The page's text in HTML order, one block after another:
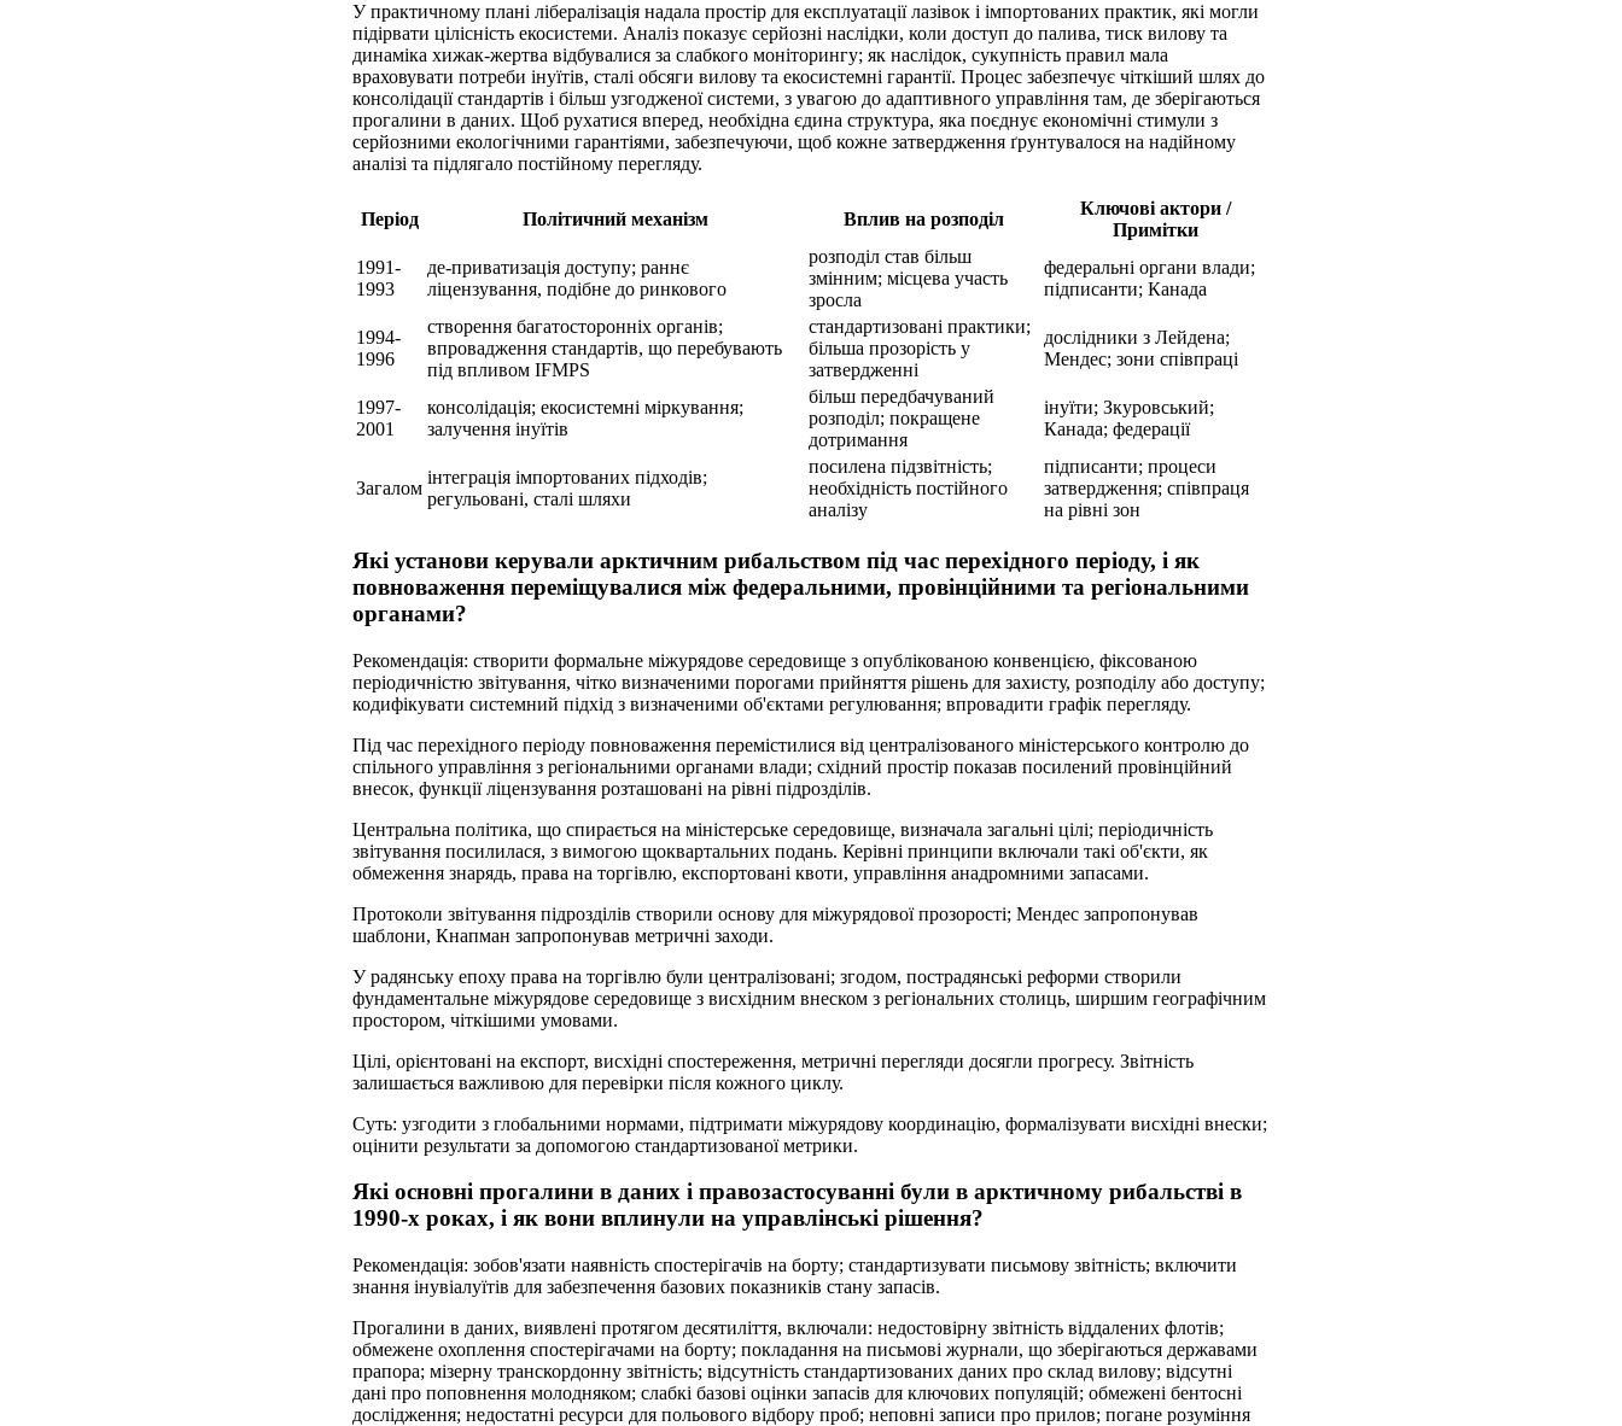
У практичному плані лібералізація надала простір для експлуатації лазівок і імпортованих практик, які могли
підірвати цілісність екосистеми. Аналіз показує серйозні наслідки, коли доступ до палива, тиск вилову та
динаміка хижак-жертва відбувалися за слабкого моніторингу; як наслідок, сукупність правил мала
враховувати потреби інуїтів, сталі обсяги вилову та екосистемні гарантії. Процес забезпечує чіткіший шлях до
консолідації стандартів і більш узгодженої системи, з увагою до адаптивного управління там, де зберігаються
прогалини в даних. Щоб рухатися вперед, необхідна єдина структура, яка поєднує економічні стимули з
серйозними екологічними гарантіями, забезпечуючи, щоб кожне затвердження ґрунтувалося на надійному
аналізі та підлягало постійному перегляду.
Період Політичний механізм Вплив на розподіл
Ключові актори /
Примітки
1991-
1993
де-приватизація доступу; раннє
ліцензування, подібне до ринкового
розподіл став більш
змінним; місцева участь
зросла
федеральні органи влади;
підписанти; Канада
1994-
1996
створення багатосторонніх органів;
впровадження стандартів, що перебувають
під впливом IFMPS
стандартизовані практики;
більша прозорість у
затвердженні
дослідники з Лейдена;
Мендес; зони співпраці
1997-
2001
консолідація; екосистемні міркування;
залучення інуїтів
більш передбачуваний
розподіл; покращене
дотримання
інуїти; Зкуровський;
Канада; федерації
Загалом
інтеграція імпортованих підходів;
регульовані, сталі шляхи
посилена підзвітність;
необхідність постійного
аналізу
підписанти; процеси
затвердження; співпраця
на рівні зон
Які установи керували арктичним рибальством під час перехідного періоду, і як
повноваження переміщувалися між федеральними, провінційними та регіональними
органами?
Рекомендація: створити формальне міжурядове середовище з опублікованою конвенцією, фіксованою
періодичністю звітування, чітко визначеними порогами прийняття рішень для захисту, розподілу або доступу;
кодифікувати системний підхід з визначеними об'єктами регулювання; впровадити графік перегляду.
Під час перехідного періоду повноваження перемістилися від централізованого міністерського контролю до
спільного управління з регіональними органами влади; східний простір показав посилений провінційний
внесок, функції ліцензування розташовані на рівні підрозділів.
Центральна політика, що спирається на міністерське середовище, визначала загальні цілі; періодичність
звітування посилилася, з вимогою щоквартальних подань. Керівні принципи включали такі об'єкти, як
обмеження знарядь, права на торгівлю, експортовані квоти, управління анадромними запасами.
Протоколи звітування підрозділів створили основу для міжурядової прозорості; Мендес запропонував
шаблони, Кнапман запропонував метричні заходи.
У радянську епоху права на торгівлю були централізовані; згодом, пострадянські реформи створили
фундаментальне міжурядове середовище з висхідним внеском з регіональних столиць, ширшим географічним
простором, чіткішими умовами.
Цілі, орієнтовані на експорт, висхідні спостереження, метричні перегляди досягли прогресу. Звітність
залишається важливою для перевірки після кожного циклу.
Суть: узгодити з глобальними нормами, підтримати міжурядову координацію, формалізувати висхідні внески;
оцінити результати за допомогою стандартизованої метрики.
Які основні прогалини в даних і правозастосуванні були в арктичному рибальстві в
1990-х роках, і як вони вплинули на управлінські рішення?
Рекомендація: зобов'язати наявність спостерігачів на борту; стандартизувати письмову звітність; включити
знання інувіалуїтів для забезпечення базових показників стану запасів.
Прогалини в даних, виявлені протягом десятиліття, включали: недостовірну звітність віддалених флотів;
обмежене охоплення спостерігачами на борту; покладання на письмові журнали, що зберігаються державами
прапора; мізерну транскордонну звітність; відсутність стандартизованих даних про склад вилову; відсутні
дані про поповнення молодняком; слабкі базові оцінки запасів для ключових популяцій; обмежені бентосні
дослідження; недостатні ресурси для польового відбору проб; неповні записи про прилов; погане розуміння